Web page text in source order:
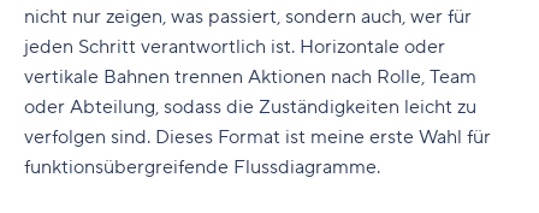
nicht nur zeigen, was passiert, sondern auch, wer für
jeden Schritt verantwortlich ist. Horizontale oder
vertikale Bahnen trennen Aktionen nach Rolle, Team
oder Abteilung, sodass die Zuständigkeiten leicht zu
verfolgen sind. Dieses Format ist meine erste Wahl für
funktionsübergreifende Flussdiagramme.